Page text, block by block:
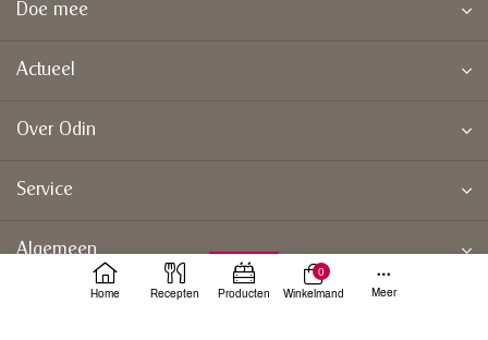
Doe mee
Actueel
Over Odin
Service
Algemeen
Home Recepten Producten
0
Winkelmand
Meer